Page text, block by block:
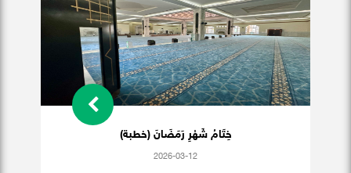
خِتَامُ شَهْرِ رَمَضَانَ (خطبة)
2026-03-12